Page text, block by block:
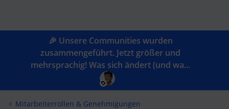
🎉 Unsere Communities wurden
zusammengeführt. Jetzt größer und
mehrsprachig! Was sich ändert (und wa...
Mitarbeiterrollen & Genehmigungen